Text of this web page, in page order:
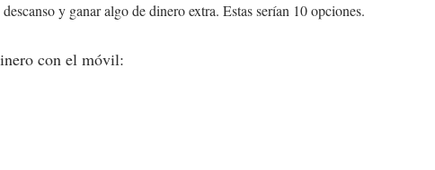
y ganar algo de dinero extra. Estas serían 10 opciones.
con el móvil: